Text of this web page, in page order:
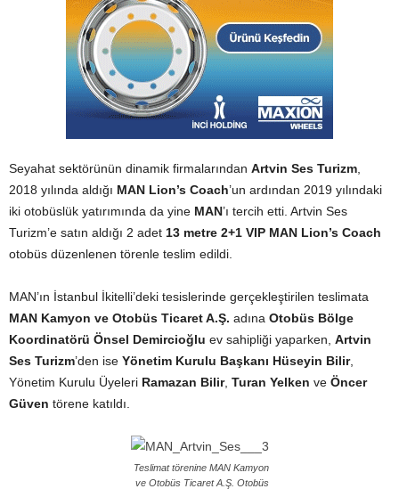
Seyahat sektörünün dinamik firmalarından Artvin Ses Turizm
2018 yılında aldığı MAN Lion’s Coach’un ardından 2019 yılındaki
iki otobüslük yatırımında da yine MAN’ı tercih etti. Artvin Ses
Turizm’e satın aldığı 2 adet 13 metre 2+1 VIP MAN Lion’s Coach
otobüs düzenlenen törenle teslim edildi.
MAN’ın İstanbul İkitelli’deki tesislerinde gerçekleştirilen teslimata
MAN Kamyon ve Otobüs Ticaret A.Ş. adına Otobüs Bölge
Koordinatörü Önsel Demircioğlu ev sahipliği yaparken, Artvin
Ses Turizm’den ise Yönetim Kurulu Başkanı Hüseyin Bilir,
Yönetim Kurulu Üyeleri Ramazan Bilir, Turan Yelken ve Öncer
Güven törene katıldı.
Teslimat törenine MAN Kamyon
ve Otobüs Ticaret A.Ş. Otobüs